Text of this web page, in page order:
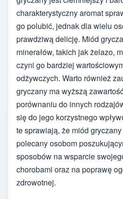
charakterystyczny aromat
go polubić, jednak dla wielu
prawdziwą delicję. Miód
minerałów, takich jak żelazo,
czyni go bardziej
odżywczych. Warto również
gryczany ma wyższą
porównaniu do innych
się do jego korzystnego
te sprawiają, że miód
polecany osobom
sposobów na wsparcie
chorobami oraz na poprawę
zdrowotnej.